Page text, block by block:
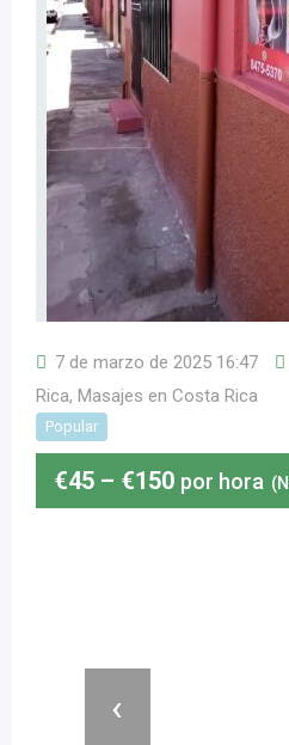
7 de marzo de 2025 16:47
Rica, Masajes en Costa Rica
Popular
€45 – €150 por hora
‹